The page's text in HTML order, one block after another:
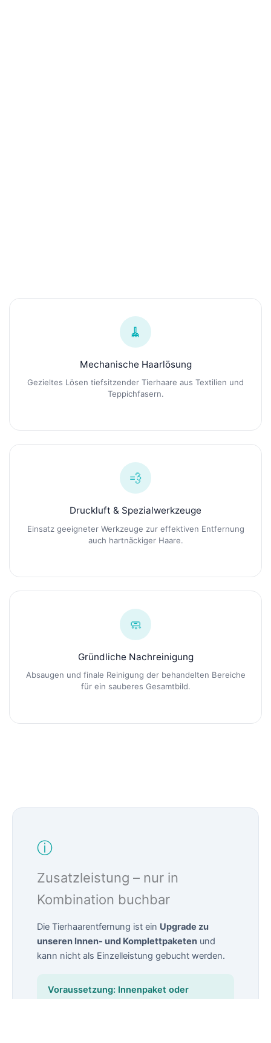
🧹
Mechanische Haarlösung
Gezieltes Lösen tiefsitzender Tierhaare aus Textilien und
Teppichfasern.
💨
Druckluft & Spezialwerkzeuge
Einsatz geeigneter Werkzeuge zur effektiven Entfernung
auch hartnäckiger Haare.
🧼
Gründliche Nachreinigung
Absaugen und finale Reinigung der behandelten Bereiche
für ein sauberes Gesamtbild.
ⓘ
Zusatzleistung – nur in
Kombination buchbar
Die Tierhaarentfernung ist ein Upgrade zu
unseren Innen- und Komplettpaketen und
kann nicht als Einzelleistung gebucht werden.
Voraussetzung: Innenpaket oder